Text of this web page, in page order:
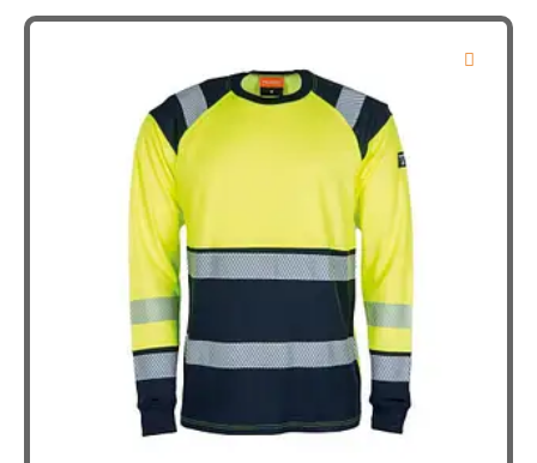
meerdere
Deze
optie
gekozen
de
productpagina